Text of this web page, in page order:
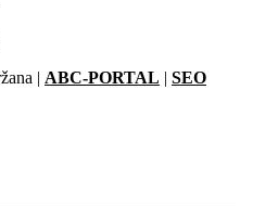
| ABC-PORTAL | SEO